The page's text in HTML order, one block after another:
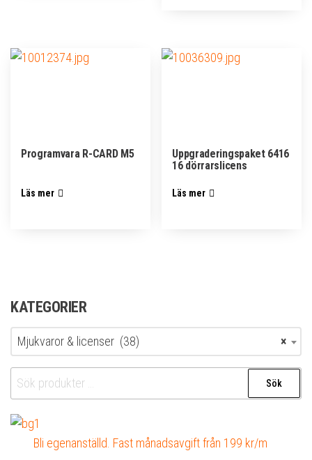
Programvara R-CARD M5
Läs mer
Uppgraderingspaket 6416
16 dörrarslicens
Läs mer
KATEGORIER
×
Mjukvaror & licenser (38)
Sök
efter:
Sök
Bli egenanställd. Fast månadsavgift från 199 kr/m